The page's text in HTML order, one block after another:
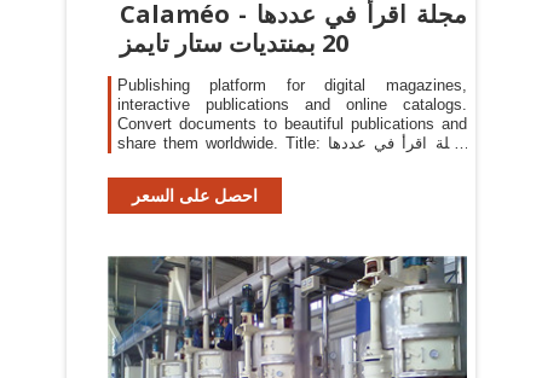
Calaméo - مجلة اقرأ في عددها
20 بمنتديات ستار تايمز
Publishing platform for digital magazines,
interactive publications and online catalogs.
Convert documents to beautiful publications and
share them worldwide. Title: مجلة اقرأ في عددها
Length: 136 pages, Published: 2013-02-19
احصل على السعر